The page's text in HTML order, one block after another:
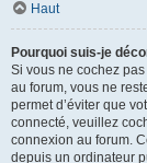
Haut
Pourquoi suis-je
Si vous ne cochez
au forum, vous ne
permet d’éviter que
connecté, veuillez
connexion au forum.
depuis un ordinateur